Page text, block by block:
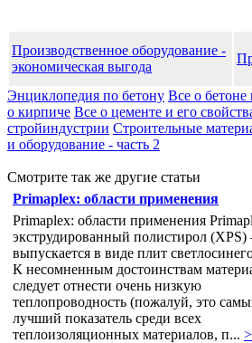
Производственное оборудование -
экономическая выгода
Энциклопедия по бетону Все о бетоне
о кирпиче Все о цементе и его
стройиндустрии Строительные
и оборудование - часть 2
Смотрите так же другие статьи
Primaplex: области применения
Primaplex: области применения
экструдированный полистирол (XPS)
выпускается в виде плит
К несомненным достоинствам
следует отнести очень низкую
теплопроводность (пожалуй, это
лучший показатель среди всех
теплоизоляционных материалов, п...